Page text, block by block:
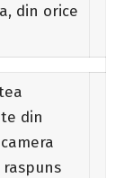
din orice
din